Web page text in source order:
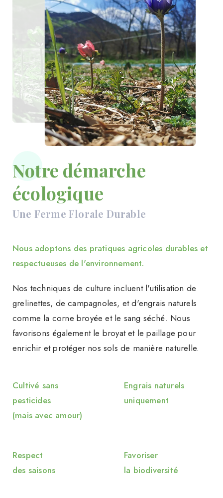
Notre démarche
écologique
Une Ferme Florale Durable
Nous adoptons des pratiques agricoles durables et
respectueuses de l'environnement.
Nos techniques de culture incluent l'utilisation de
grelinettes, de campagnoles, et d'engrais naturels
comme la corne broyée et le sang séché. Nous
favorisons également le broyat et le paillage pour
enrichir et protéger nos sols de manière naturelle.
Cultivé sans
pesticides
(mais avec amour)
Engrais naturels
uniquement
Respect
des saisons
Favoriser
la biodiversité